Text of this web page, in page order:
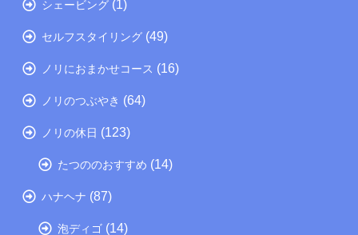
シェービング (1)
セルフスタイリング (49)
ノリにおまかせコース (16)
ノリのつぶやき (64)
ノリの休日 (123)
たつののおすすめ (14)
ハナヘナ (87)
泡ディゴ (14)